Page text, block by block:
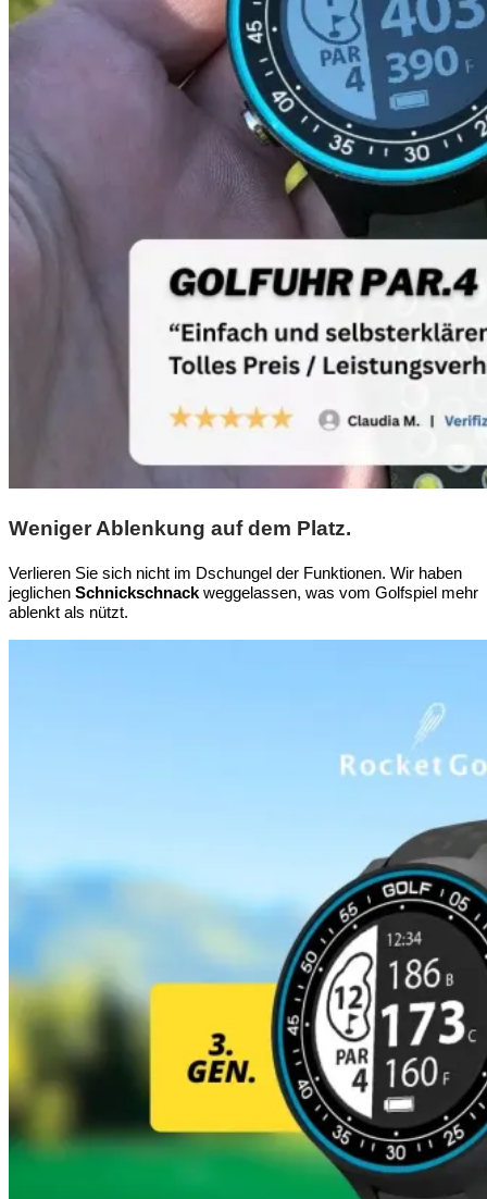
Weniger Ablenkung auf dem Platz.
Verlieren Sie sich nicht im Dschungel der Funktionen. Wir haben
jeglichen Schnickschnack weggelassen, was vom Golfspiel mehr
ablenkt als nützt.